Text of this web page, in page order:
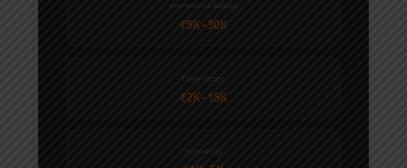
Professional Editing
₹5K–30K
Cover Design
₹2K–15K
Formatting